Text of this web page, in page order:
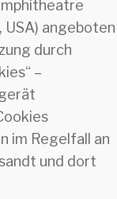
USA) angeboten
durch
–
im Regelfall an
und dort